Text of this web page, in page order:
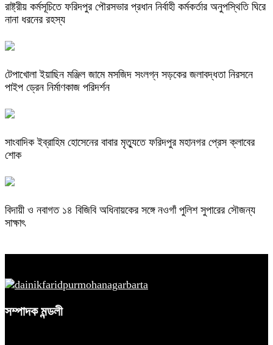
রাষ্ট্রীয় কর্মসূচিতে ফরিদপুর পৌরসভার প্রধান নির্বাহী কর্মকর্তার অনুপস্থিতি ঘিরে
নানা ধরনের রহস্য
টেপাখোলা ইয়াছিন মঞ্জিল জামে মসজিদ সংলগ্ন সড়কের জলাবদ্ধতা নিরসনে
পাইপ ড্রেন নির্মাণকাজ পরিদর্শন
সাংবাদিক ইব্রাহিম হোসেনের বাবার মৃত্যুতে ফরিদপুর মহানগর প্রেস ক্লাবের
শোক
বিদায়ী ও নবাগত ১৪ বিজিবি অধিনায়কের সঙ্গে নওগাঁ পুলিশ সুপারের সৌজন্য
সাক্ষাৎ
সম্পাদক মন্ডলী